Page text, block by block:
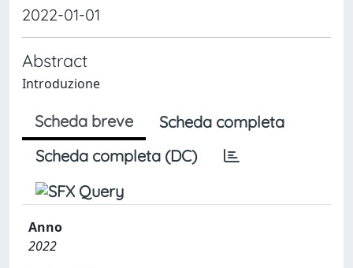
2022-01-01
Abstract
Introduzione
Scheda breve
Scheda completa
Scheda completa (DC)
Anno
2022